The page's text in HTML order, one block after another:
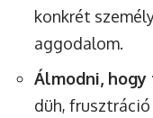
konkrét
aggodalom.
Álmodni,
düh,